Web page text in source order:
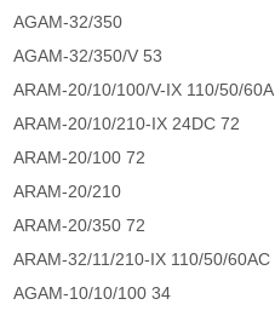
AGAM-32/350
AGAM-32/350/V 53
ARAM-20/10/100/V-IX 110/50/60A
ARAM-20/10/210-IX 24DC 72
ARAM-20/100 72
ARAM-20/210
ARAM-20/350 72
ARAM-32/11/210-IX 110/50/60AC
AGAM-10/10/100 34